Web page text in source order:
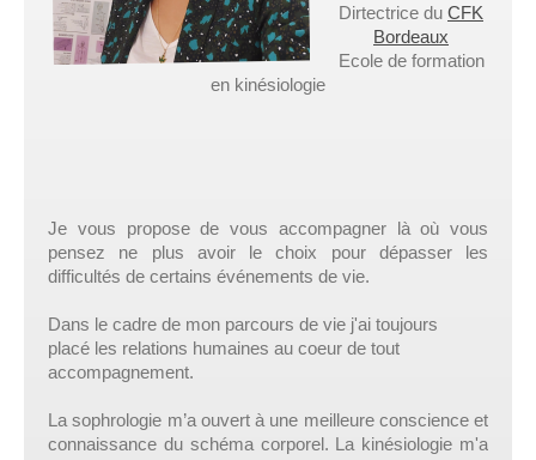
Dirtectrice du CFK
Bordeaux
Ecole de formation
en kinésiologie
Je vous propose de vous accompagner là où vous
pensez ne plus avoir le choix pour dépasser les
difficultés de certains événements de vie.
Dans le cadre de mon parcours de vie j'ai toujours
placé les relations humaines au coeur de tout
accompagnement.
La sophrologie m’a ouvert à une meilleure conscience et
connaissance du schéma corporel. La kinésiologie m'a